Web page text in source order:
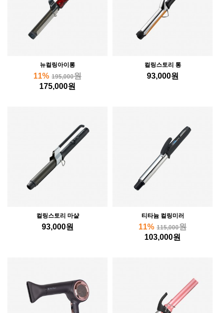
뉴컬링아이롱
11% 195,000원
175,000원
컬링스토리 통
93,000원
컬링스토리 마샬
93,000원
티타늄 컬링미러
11% 115,000원
103,000원